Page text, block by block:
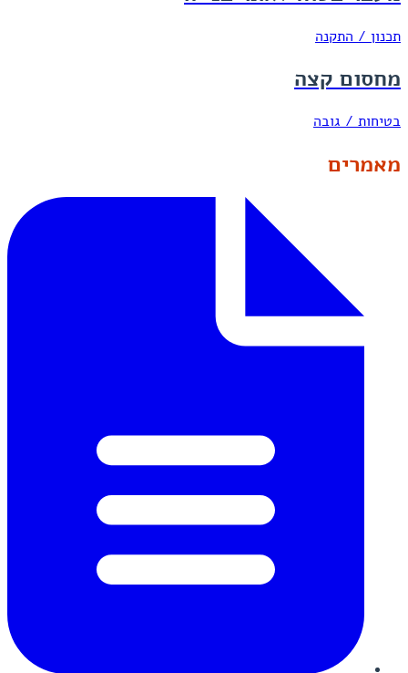
תכנון / התקנה
מחסום קצה
בטיחות / גובה
מאמרים